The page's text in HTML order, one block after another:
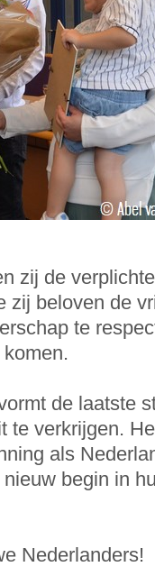
zij de
zij beloven de
te
de laatste
te verkrijgen.
als
begin in
Nederlanders!